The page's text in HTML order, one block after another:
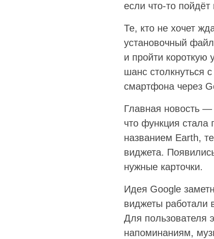
если что-то
Те, кто не хочет
установочный
и пройти короткую
шанс столкнуться
смартфона через
Главная новость
что функция стала
названием Earth,
виджета.
нужные карточки.
Идея Google
виджеты работали
Для пользователя
напоминаниям,